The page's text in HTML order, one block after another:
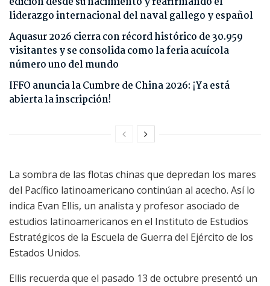
liderazgo internacional del naval gallego y español
Aquasur 2026 cierra con récord histórico de 30.959
visitantes y se consolida como la feria acuícola
número uno del mundo
IFFO anuncia la Cumbre de China 2026: ¡Ya está
abierta la inscripción!
La sombra de las flotas chinas que depredan los mares
del Pacífico latinoamericano continúan al acecho. Así lo
indica Evan Ellis, un analista y profesor asociado de
estudios latinoamericanos en el Instituto de Estudios
Estratégicos de la Escuela de Guerra del Ejército de los
Estados Unidos.
Ellis recuerda que el pasado 13 de octubre presentó un